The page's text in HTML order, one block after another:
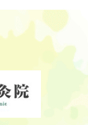
した。 現在身体
でいる方・専門
と考えている方
な内容でもくわ
るのが特徴で
内容によっては
治療があるのは
ヒアリングと検
。 これまでに培
識とノウハウを
をいただけまし
スもなかなか外
よろこばれてい
つでもお気軽に
で腰が痛い・ひ
...
とても複雑。胸
の骨が連結して
筋肉が支えている
ことで、腕は上下
上げたり、回し
れてみると肩甲
ます。肩甲骨の